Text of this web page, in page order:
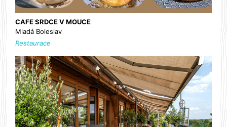
CAFE SRDCE V MOUCE
Mladá Boleslav
Restaurace